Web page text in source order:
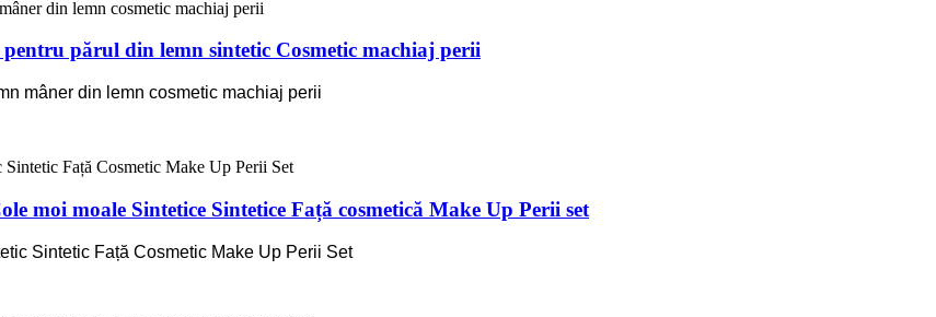
părul din lemn sintetic Cosmetic machiaj perii
mâner din lemn cosmetic machiaj perii
moi moale Sintetice Sintetice Față cosmetică Make Up Perii set
Sintetic Față Cosmetic Make Up Perii Set